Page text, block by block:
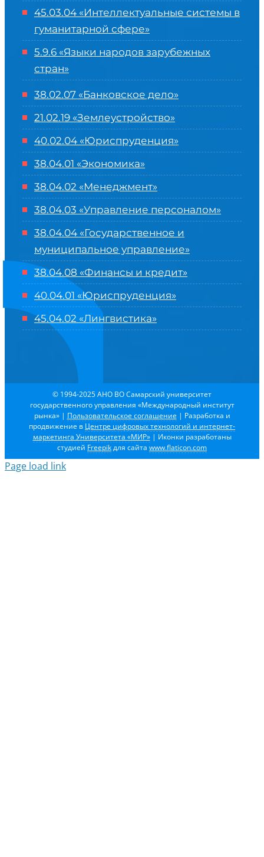
45.03.04 «Интеллектуальные системы в
гуманитарной сфере»
5.9.6 «Языки народов зарубежных
стран»
38.02.07 «Банковское дело»
21.02.19 «Землеустройство»
40.02.04 «Юриспруденция»
38.04.01 «Экономика»
38.04.02 «Менеджмент»
38.04.03 «Управление персоналом»
38.04.04 «Государственное и
муниципальное управление»
38.04.08 «Финансы и кредит»
40.04.01 «Юриспруденция»
45.04.02 «Лингвистика»
© 1994-2025 АНО ВО Самарский университет
государственного управления «Международный институт
рынка» | Пользовательское соглашение | Разработка и
продвижение в Центре цифровых технологий и интернет-
маркетинга Университета «МИР»| Иконки разработаны
студией Freepikдля сайта www.flaticon.com
Page load link